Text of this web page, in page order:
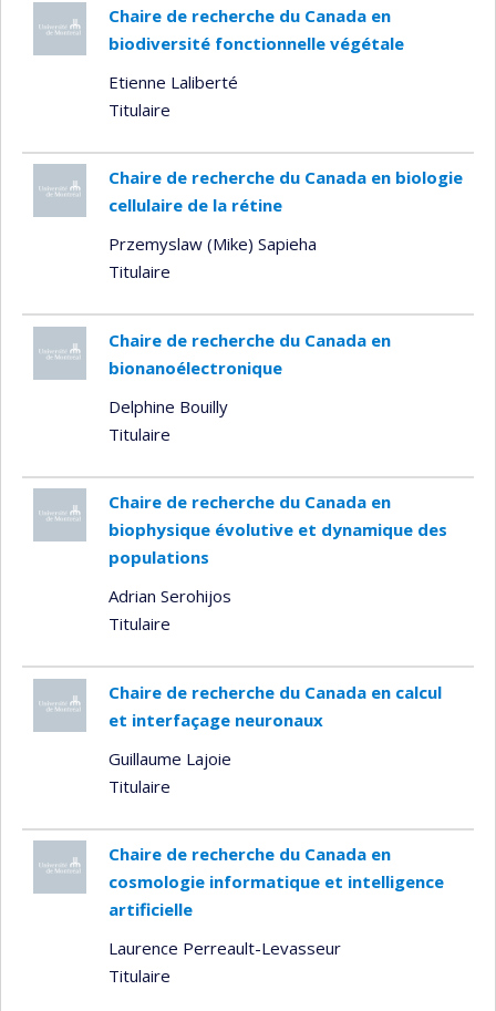
Chaire de recherche du Canada en
biodiversité fonctionnelle végétale
Etienne Laliberté
Titulaire
Chaire de recherche du Canada en biologie
cellulaire de la rétine
Przemyslaw (Mike) Sapieha
Titulaire
Chaire de recherche du Canada en
bionanoélectronique
Delphine Bouilly
Titulaire
Chaire de recherche du Canada en
biophysique évolutive et dynamique des
populations
Adrian Serohijos
Titulaire
Chaire de recherche du Canada en calcul
et interfaçage neuronaux
Guillaume Lajoie
Titulaire
Chaire de recherche du Canada en
cosmologie informatique et intelligence
artificielle
Laurence Perreault-Levasseur
Titulaire